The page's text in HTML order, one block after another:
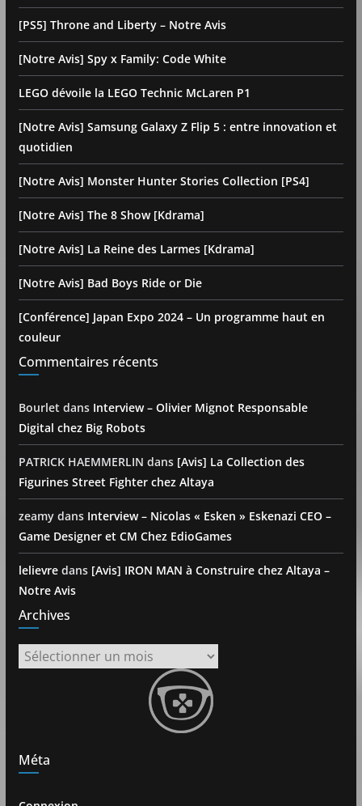
[PS5] Throne and Liberty – Notre Avis
[Notre Avis] Spy x Family: Code White
LEGO dévoile la LEGO Technic McLaren P1
[Notre Avis] Samsung Galaxy Z Flip 5 : entre innovation et
quotidien
[Notre Avis] Monster Hunter Stories Collection [PS4]
[Notre Avis] The 8 Show [Kdrama]
[Notre Avis] La Reine des Larmes [Kdrama]
[Notre Avis] Bad Boys Ride or Die
[Conférence] Japan Expo 2024 – Un programme haut en
couleur
Commentaires récents
Bourlet dans Interview – Olivier Mignot Responsable
Digital chez Big Robots
PATRICK HAEMMERLIN dans [Avis] La Collection des
Figurines Street Fighter chez Altaya
zeamydans Interview – Nicolas « Esken » Eskenazi CEO –
Game Designer et CM Chez EdioGames
lelievredans [Avis] IRON MAN à Construire chez Altaya –
Notre Avis
Archives
Archives
Méta